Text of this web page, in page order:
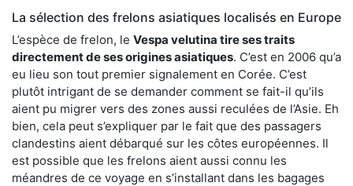
La sélection des frelons asiatiques localisés en Europe
L’espèce de frelon, le Vespa velutina tire ses traits
directement de ses origines asiatiques. C’est en 2006 qu’a
eu lieu son tout premier signalement en Corée. C’est
plutôt intrigant de se demander comment se fait-il qu’ils
aient pu migrer vers des zones aussi reculées de l’Asie. Eh
bien, cela peut s’expliquer par le fait que des passagers
clandestins aient débarqué sur les côtes européennes. Il
est possible que les frelons aient aussi connu les
méandres de ce voyage en s’installant dans les bagages